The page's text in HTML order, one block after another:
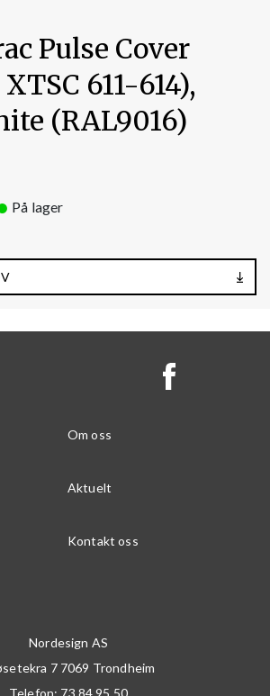
Pulse Cover
611-614),
(RAL9016)
På lager
Om oss
Aktuelt
Kontakt oss
Nordesign AS
7 7069 Trondheim